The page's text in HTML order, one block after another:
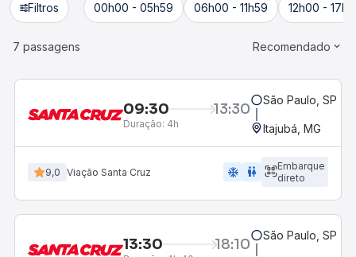
Filtros 00h00 - 05h59 06h00 - 11h59 12h00 -
7 passagens Recomendado
09:30 13:30
Duração: 4h
São Paulo, SP -
Itajubá, MG
9,0 Viação Santa Cruz ac_unit wc
Embarque
direto
13:30 18:10 São Paulo, SP -